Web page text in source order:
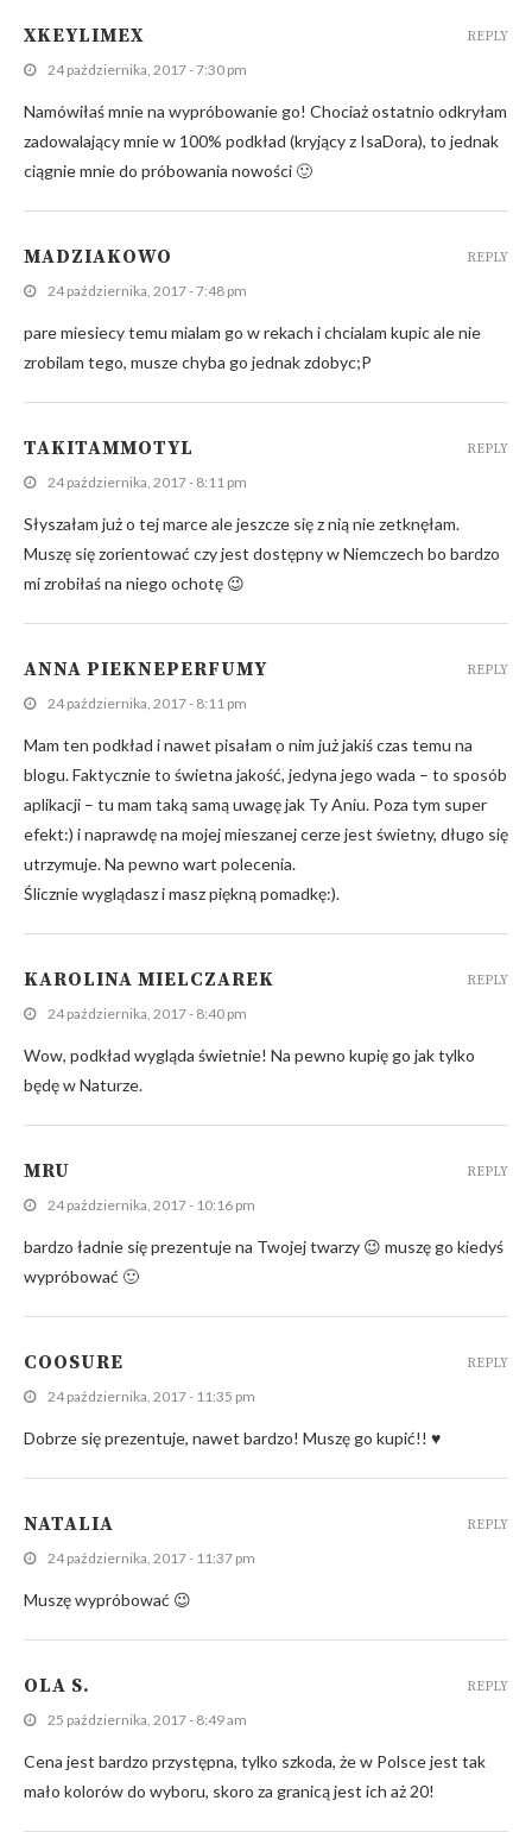
XKEYLIMEX
24 października, 2017 - 7:30 pm
Namówiłaś mnie na wypróbowanie go! Chociaż ostatnio odkryłam
zadowalający mnie w 100% podkład (kryjący z IsaDora), to jednak
ciągnie mnie do próbowania nowości 🙂
REPLY
MADZIAKOWO
24 października, 2017 - 7:48 pm
pare miesiecy temu mialam go w rekach i chcialam kupic ale nie
zrobilam tego, musze chyba go jednak zdobyc;P
REPLY
TAKITAMMOTYL
24 października, 2017 - 8:11 pm
Słyszałam już o tej marce ale jeszcze się z nią nie zetknęłam.
Muszę się zorientować czy jest dostępny w Niemczech bo bardzo
mi zrobiłaś na niego ochotę 😉
REPLY
ANNA PIEKNEPERFUMY
24 października, 2017 - 8:11 pm
Mam ten podkład i nawet pisałam o nim już jakiś czas temu na
blogu. Faktycznie to świetna jakość, jedyna jego wada – to sposób
aplikacji – tu mam taką samą uwagę jak Ty Aniu. Poza tym super
efekt:) i naprawdę na mojej mieszanej cerze jest świetny, długo się
utrzymuje. Na pewno wart polecenia.
Ślicznie wyglądasz i masz piękną pomadkę:).
REPLY
KAROLINA MIELCZAREK
24 października, 2017 - 8:40 pm
Wow, podkład wygląda świetnie! Na pewno kupię go jak tylko
będę w Naturze.
REPLY
MRU
24 października, 2017 - 10:16 pm
bardzo ładnie się prezentuje na Twojej twarzy 😉 muszę go kiedyś
wypróbować 🙂
REPLY
COOSURE
24 października, 2017 - 11:35 pm
Dobrze się prezentuje, nawet bardzo! Muszę go kupić!! ♥
REPLY
NATALIA
24 października, 2017 - 11:37 pm
Muszę wypróbować 😉
REPLY
OLA S.
25 października, 2017 - 8:49 am
Cena jest bardzo przystępna, tylko szkoda, że w Polsce jest tak
mało kolorów do wyboru, skoro za granicą jest ich aż 20!
REPLY